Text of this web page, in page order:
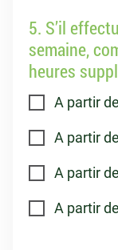
5. S’il
semaine,
heures
A partir
A partir
A partir
A partir